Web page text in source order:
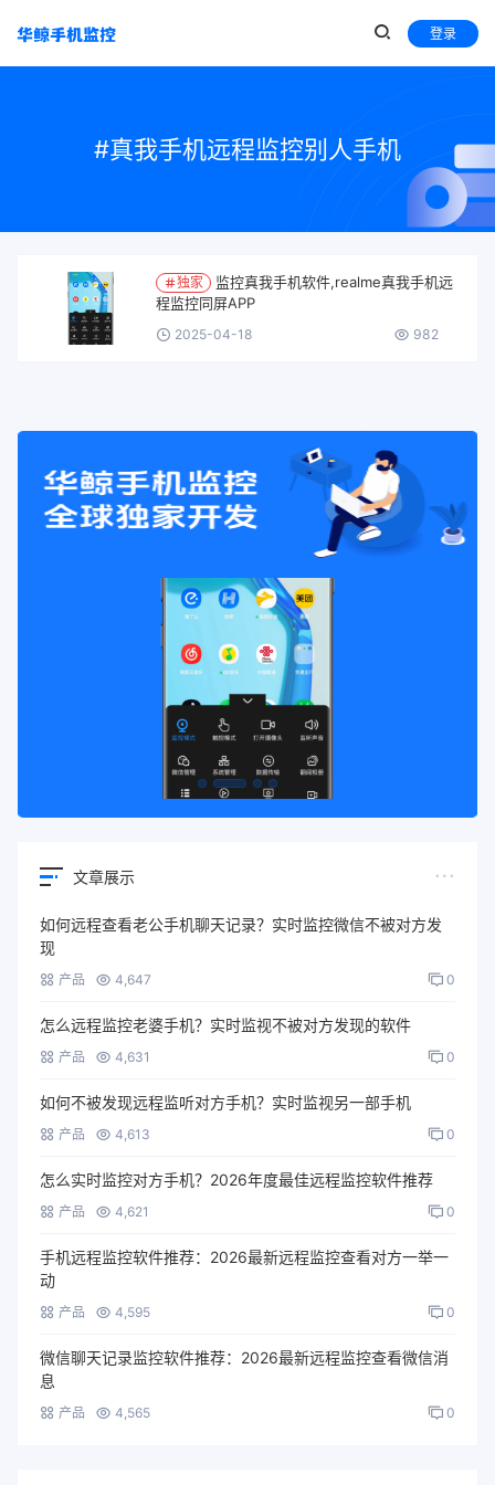
登录
#真我手机远程监控别人手机
独家
程监控同屏APP
2025-04-18 982
文章展示
如何远程查看老公手机聊天记录？实时监控微信不被对方发
现
产品 4,647 0
怎么远程监控老婆手机？实时监视不被对方发现的软件
产品 4,631 0
如何不被发现远程监听对方手机？实时监视另一部手机
产品 4,613 0
怎么实时监控对方手机？2026年度最佳远程监控软件推荐
产品 4,621 0
手机远程监控软件推荐：2026最新远程监控查看对方一举一
动
产品 4,595 0
微信聊天记录监控软件推荐：2026最新远程监控查看微信消
息
产品 4,565 0